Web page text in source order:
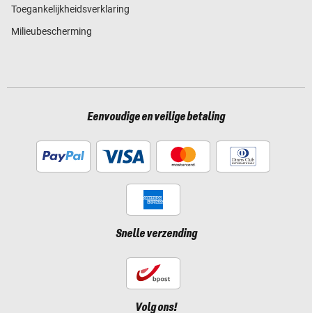
Toegankelijkheidsverklaring
Milieubescherming
Eenvoudige en veilige betaling
Snelle verzending
Volg ons!